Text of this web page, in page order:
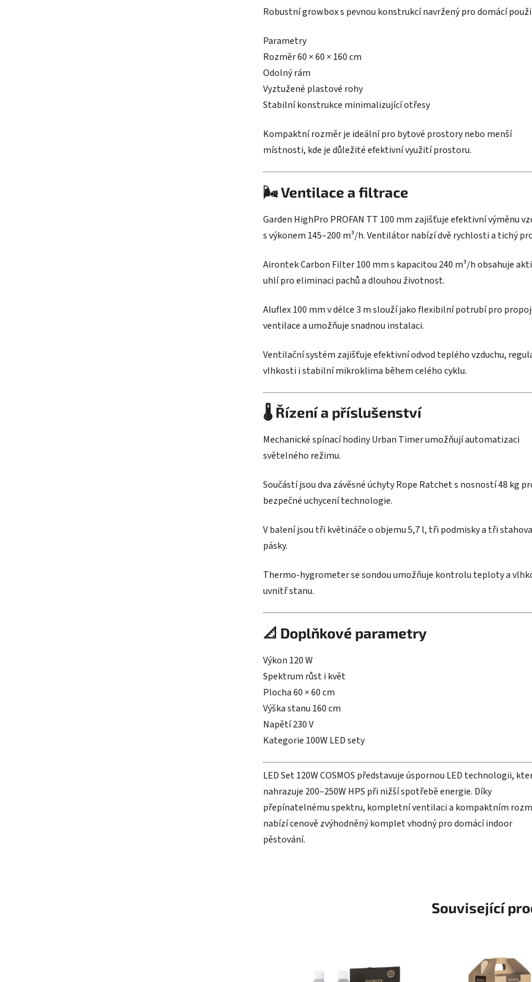
Robustní growbox s pevnou konstrukcí navržený pro domácí
Parametry
Rozměr 60 × 60 × 160 cm
Odolný rám
Vyztužené plastové rohy
Stabilní konstrukce minimalizující otřesy
Kompaktní rozměr je ideální pro bytové prostory nebo menší
místnosti, kde je důležité efektivní využití prostoru.
🌬 Ventilace a filtrace
Garden HighPro PROFAN TT 100 mm zajišťuje efektivní výměnu
s výkonem 145–200 m³/h. Ventilátor nabízí dvě rychlosti a tichý
Airontek Carbon Filter 100 mm s kapacitou 240 m³/h obsahuje
uhlí pro eliminaci pachů a dlouhou životnost.
Aluflex 100 mm v délce 3 m slouží jako flexibilní potrubí pro
ventilace a umožňuje snadnou instalaci.
Ventilační systém zajišťuje efektivní odvod teplého vzduchu,
vlhkosti i stabilní mikroklima během celého cyklu.
🌡 Řízení a příslušenství
Mechanické spínací hodiny Urban Timer umožňují automatizaci
světelného režimu.
Součástí jsou dva závěsné úchyty Rope Ratchet s nosností 48 kg
bezpečné uchycení technologie.
V balení jsou tři květináče o objemu 5,7 l, tři podmisky a tři
pásky.
Thermo-hygrometer se sondou umožňuje kontrolu teploty a
uvnitř stanu.
📐 Doplňkové parametry
Výkon 120 W
Spektrum růst i květ
Plocha 60 × 60 cm
Výška stanu 160 cm
Napětí 230 V
Kategorie 100W LED sety
LED Set 120W COSMOS představuje úspornou LED technologii,
nahrazuje 200–250W HPS při nižší spotřebě energie. Díky
přepínatelnému spektru, kompletní ventilaci a kompaktním
nabízí cenově zvýhodněný komplet vhodný pro domácí indoor
pěstování.
Související